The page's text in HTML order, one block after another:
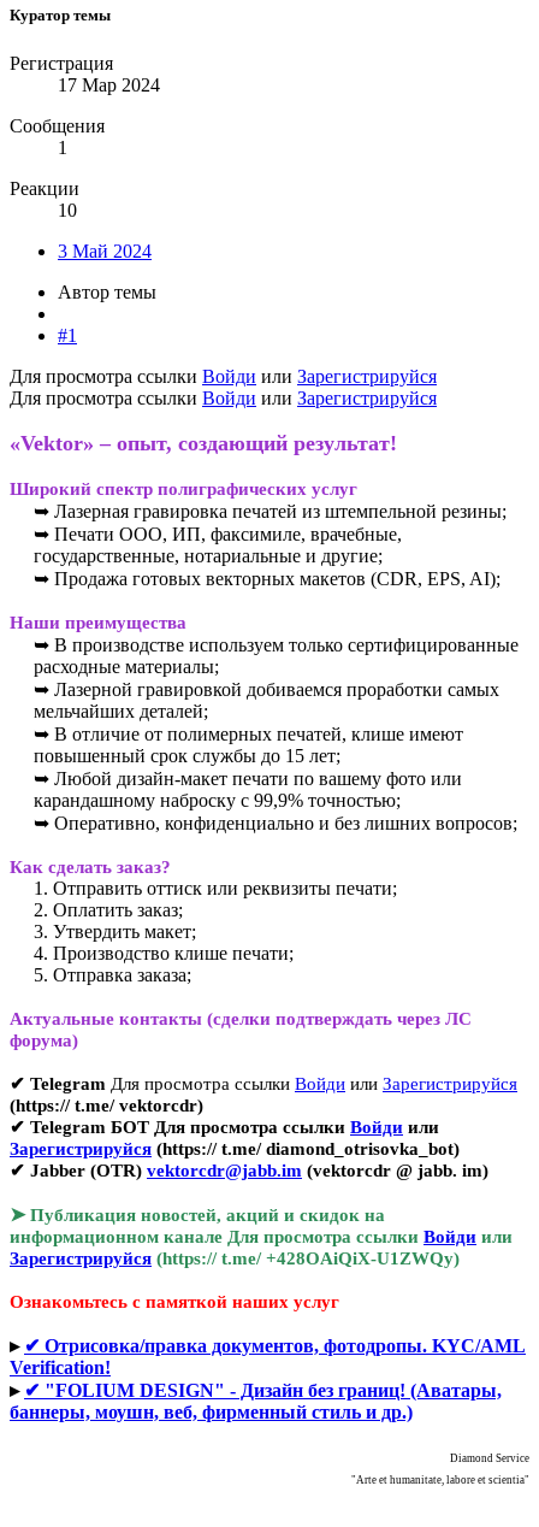
Куратор темы
Регистрация
17 Мар 2024
Сообщения
1
Реакции
10
3 Май 2024
Автор темы
#1
Для просмотра ссылки Войди или Зарегистрируйся
Для просмотра ссылки Войди или Зарегистрируйся
«Vektor» – опыт, создающий результат!
Широкий спектр полиграфических услуг
➥ Лазерная гравировка печатей из штемпельной резины;
➥ Печати ООО, ИП, факсимиле, врачебные,
государственные, нотариальные и другие;
➥ Продажа готовых векторных макетов (CDR, EPS, AI);
Наши преимущества
➥ В производстве используем только сертифицированные
расходные материалы;
➥ Лазерной гравировкой добиваемся проработки самых
мельчайших деталей;
➥ В отличие от полимерных печатей, клише имеют
повышенный срок службы до 15 лет;
➥ Любой дизайн-макет печати по вашему фото или
карандашному наброску с 99,9% точностью;
➥ Оперативно, конфиденциально и без лишних вопросов;
Как сделать заказ?
1. Отправить оттиск или реквизиты печати;
2. Оплатить заказ;
3. Утвердить макет;
4. Производство клише печати;
5. Отправка заказа;
Актуальные контакты (сделки подтверждать через ЛС
форума)
✔ Telegram Для просмотра ссылки Войди или Зарегистрируйся
(https:// t.me/ vektorcdr)
✔ Telegram БОТ Для просмотра ссылки Войди или
Зарегистрируйся (https:// t.me/ diamond_otrisovka_bot)
✔ Jabber (OTR) vektorcdr@jabb.im (vektorcdr @ jabb. im)
➤Публикация новостей, акций и скидок на
информационном канале Для просмотра ссылки Войди или
Зарегистрируйся (https:// t.me/ +428OAiQiX-U1ZWQy)
Ознакомьтесь с памяткой наших услуг
▸ ✔ Отрисовка/правка документов, фотодропы. KYC/AML
Verification!
▸ ✔ "FOLIUM DESIGN" - Дизайн без границ! (Аватары,
баннеры, моушн, веб, фирменный стиль и др.)
Diamond Service
"Arte et humanitate, labore et scientia"